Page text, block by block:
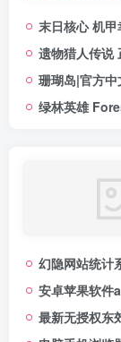
末日核心 机甲幸
遗物猎人传说 正式
珊瑚岛|官方中文
绿林英雄 Forest
幻隐网站统计
安卓苹果软件
最新无授权东